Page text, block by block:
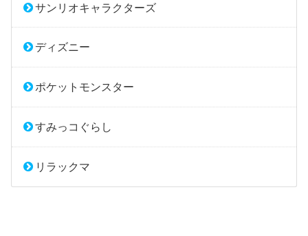
サンリオキャラクターズ
ディズニー
ポケットモンスター
すみっコぐらし
リラックマ